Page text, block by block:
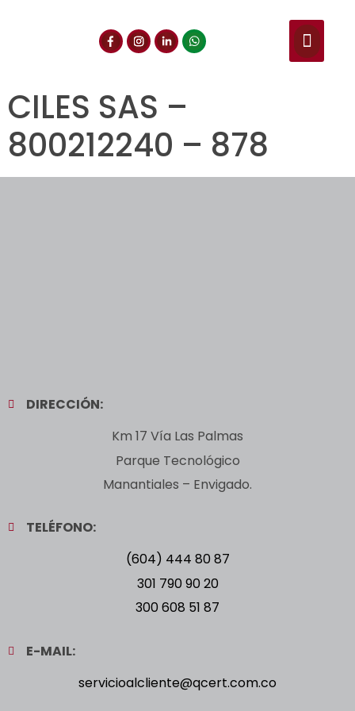
CILES SAS –
800212240 – 878
DIRECCIÓN:
Km 17 Vía Las Palmas
Parque Tecnológico
Manantiales – Envigado.
TELÉFONO:
(604) 444 80 87
301 790 90 20
300 608 51 87
E-MAIL:
servicioalcliente@qcert.com.co